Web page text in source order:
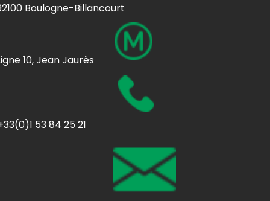
Boulogne-Billancourt
10, Jean Jaurès
53 84 25 21